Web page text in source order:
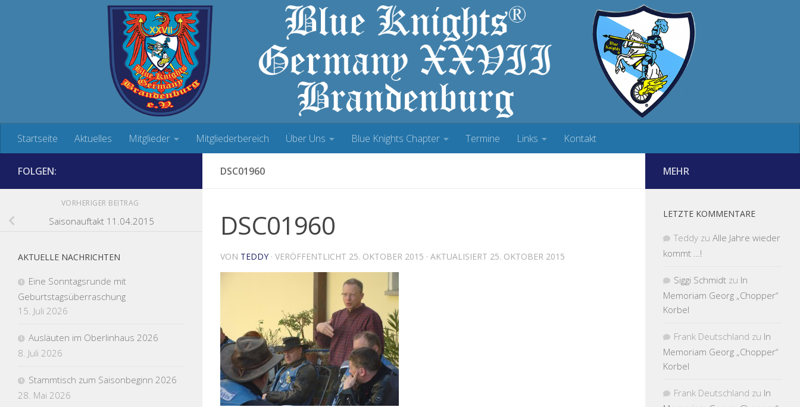
Zum Inhalt springen
Startseite Aktuelles Mitglieder Mitgliederbereich Über Uns Blue Knights Chapter Termine Links Kontakt
DSC01960
DSC01960
VON TEDDY · VERÖFFENTLICHT 25. OKTOBER 2015 · AKTUALISIERT 25. OKTOBER 2015
FOLGEN:
VORHERIGER BEITRAG
Saisonauftakt 11.04.2015
AKTUELLE NACHRICHTEN
Eine Sonntagsrunde mit
Geburtstagsüberraschung
15. Juli 2026
Ausläuten im Oberlinhaus 2026
8. Juli 2026
Stammtisch zum Saisonbeginn 2026
28. Mai 2026
MEHR
LETZTE KOMMENTARE
Teddy zu Alle Jahre wieder
kommt …!
Siggi Schmidt zu In
Memoriam Georg „Chopper“
Korbel
Frank Deutschland zu In
Memoriam Georg „Chopper“
Korbel
Frank Deutschland zu In